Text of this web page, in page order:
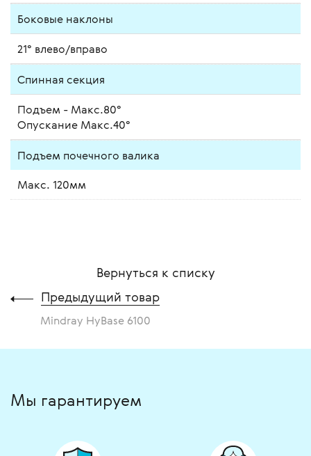
Боковые наклоны
21° влево/вправо
Спинная секция
Подъем - Макс.80°
Опускание Макс.40°
Подъем почечного валика
Макс. 120мм
Вернуться к списку
Предыдущий товар
Mindray HyBase 6100
Мы гарантируем